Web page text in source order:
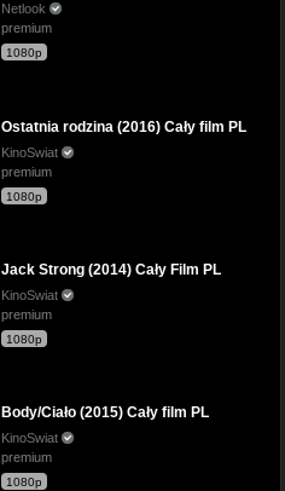
Netlook
premium
1080p
Ostatnia rodzina (2016) Cały film PL
KinoSwiat
premium
1080p
Jack Strong (2014) Cały Film PL
KinoSwiat
premium
1080p
Body/Ciało (2015) Cały film PL
KinoSwiat
premium
1080p